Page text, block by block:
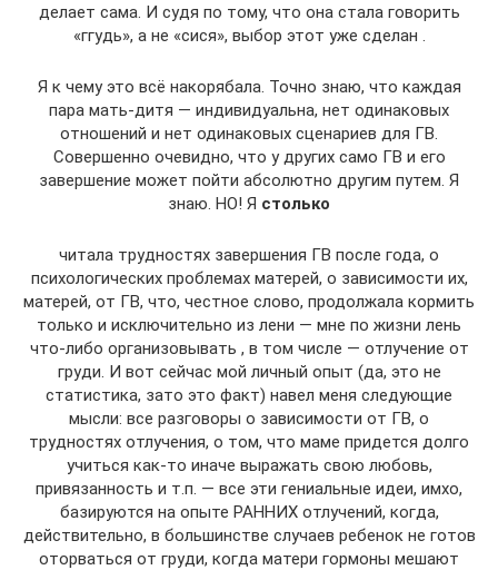
делает сама. И судя по тому, что она стала говорить
«ггудь», а не «сися», выбор этот уже сделан .
Я к чему это всё накорябала. Точно знаю, что каждая
пара мать-дитя — индивидуальна, нет одинаковых
отношений и нет одинаковых сценариев для ГВ.
Совершенно очевидно, что у других само ГВ и его
завершение может пойти абсолютно другим путем. Я
знаю. НО! Я столько
читала трудностях завершения ГВ после года, о
психологических проблемах матерей, о зависимости их,
матерей, от ГВ, что, честное слово, продолжала кормить
только и исключительно из лени — мне по жизни лень
что-либо организовывать , в том числе — отлучение от
груди. И вот сейчас мой личный опыт (да, это не
статистика, зато это факт) навел меня следующие
мысли: все разговоры о зависимости от ГВ, о
трудностях отлучения, о том, что маме придется долго
учиться как-то иначе выражать свою любовь,
привязанность и т.п. — все эти гениальные идеи, имхо,
базируются на опыте РАННИХ отлучений, когда,
действительно, в большинстве случаев ребенок не готов
оторваться от груди, когда матери гормоны мешают